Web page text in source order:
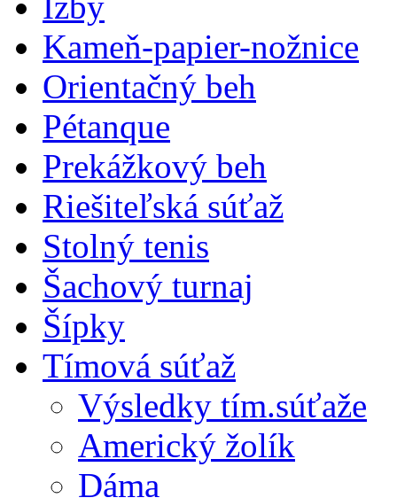
Kameň-papier-nožnice
Orientačný beh
Pétanque
Prekážkový beh
Riešiteľská súťaž
Stolný tenis
Šachový turnaj
Šípky
Tímová súťaž
Výsledky tím.súťaže
Americký žolík
Dáma